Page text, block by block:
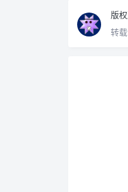
版权
转载